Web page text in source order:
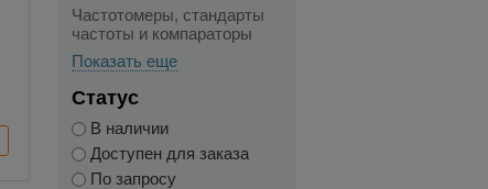
Частотомеры, стандарты
частоты и компараторы
Показать еще
Статус
В наличии
Доступен для заказа
По запросу